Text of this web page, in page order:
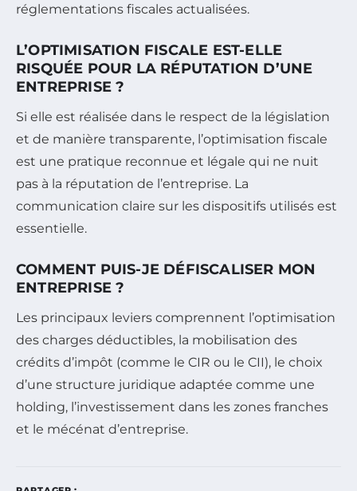
réglementations fiscales actualisées.
L’OPTIMISATION FISCALE EST-ELLE
RISQUÉE POUR LA RÉPUTATION D’UNE
ENTREPRISE ?
Si elle est réalisée dans le respect de la législation
et de manière transparente, l’optimisation fiscale
est une pratique reconnue et légale qui ne nuit
pas à la réputation de l’entreprise. La
communication claire sur les dispositifs utilisés est
essentielle.
COMMENT PUIS-JE DÉFISCALISER MON
ENTREPRISE ?
Les principaux leviers comprennent l’optimisation
des charges déductibles, la mobilisation des
crédits d’impôt (comme le CIR ou le CII), le choix
d’une structure juridique adaptée comme une
holding, l’investissement dans les zones franches
et le mécénat d’entreprise.